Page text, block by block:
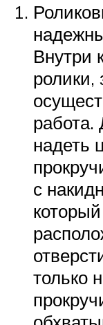
Внутри
ролики,
надеть
с
только